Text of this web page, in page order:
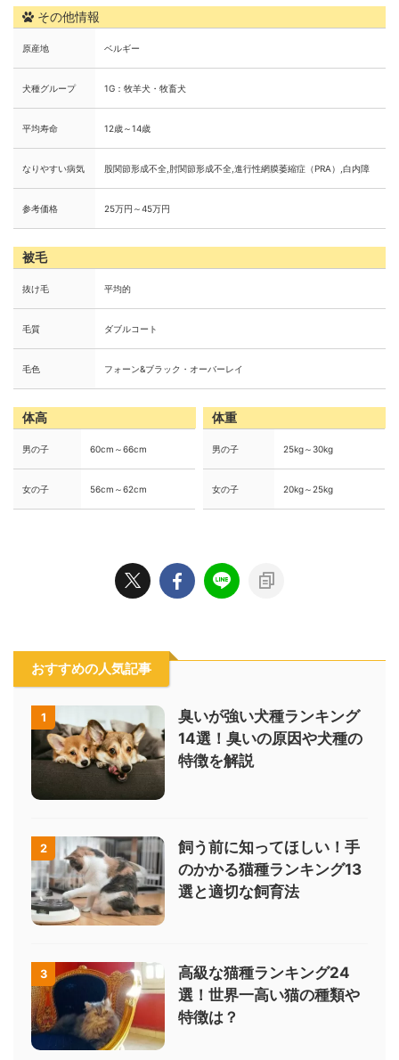
その他情報
原産地 ベルギー
犬種グループ 1G：牧羊犬・牧畜犬
平均寿命 12歳～14歳
なりやすい病気 股関節形成不全,肘関節形成不全,進行性網膜萎縮症（PRA）,白内障
参考価格 25万円～45万円
被毛
抜け毛 平均的
毛質 ダブルコート
毛色 フォーン&ブラック・オーバーレイ
体高
男の子 60cm～66cm
女の子 56cm～62cm
体重
男の子 25kg～30kg
女の子 20kg～25kg
おすすめの人気記事
1
臭いが強い犬種ランキング
14選！臭いの原因や犬種の
特徴を解説
2
飼う前に知ってほしい！手
のかかる猫種ランキング13
選と適切な飼育法
3
高級な猫種ランキング24
選！世界一高い猫の種類や
特徴は？